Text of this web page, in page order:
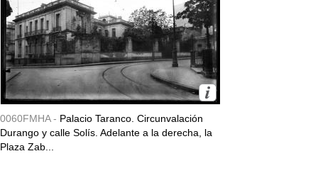
0060FMHA - Palacio Taranco. Circunvalación
Durango y calle Solís. Adelante a la derecha, la
Plaza Zab...